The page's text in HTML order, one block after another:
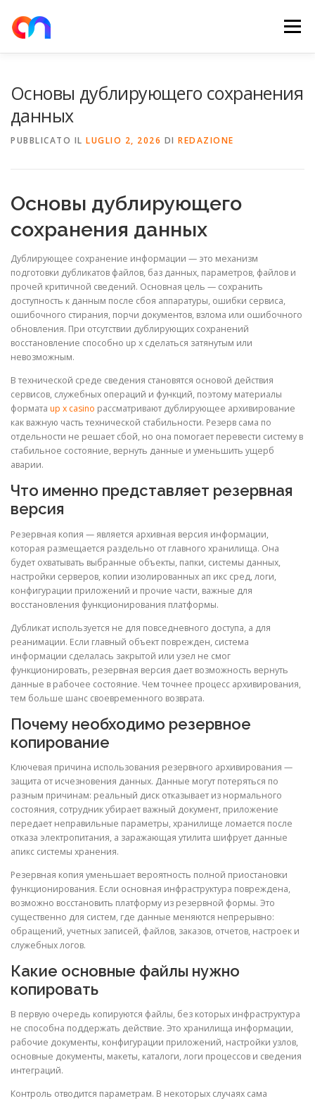
contenuto
Menu
Основы дублирующего сохранения
данных
PUBBLICATO IL LUGLIO 2, 2026 DI REDAZIONE
Основы дублирующего
сохранения данных
Дублирующее сохранение информации — это механизм
подготовки дубликатов файлов, баз данных, параметров, файлов и
прочей критичной сведений. Основная цель — сохранить
доступность к данным после сбоя аппаратуры, ошибки сервиса,
ошибочного стирания, порчи документов, взлома или ошибочного
обновления. При отсутствии дублирующих сохранений
восстановление способно up x сделаться затянутым или
невозможным.
В технической среде сведения становятся основой действия
сервисов, служебных операций и функций, поэтому материалы
формата up x casino рассматривают дублирующее архивирование
как важную часть технической стабильности. Резерв сама по
отдельности не решает сбой, но она помогает перевести систему в
стабильное состояние, вернуть данные и уменьшить ущерб
аварии.
Что именно представляет резервная
версия
Резервная копия — является архивная версия информации,
которая размещается раздельно от главного хранилища. Она
будет охватывать выбранные объекты, папки, системы данных,
настройки серверов, копии изолированных ап икс сред, логи,
конфигурации приложений и прочие части, важные для
восстановления функционирования платформы.
Дубликат используется не для повседневного доступа, а для
реанимации. Если главный объект поврежден, система
информации сделалась закрытой или узел не смог
функционировать, резервная версия дает возможность вернуть
данные в рабочее состояние. Чем точнее процесс архивирования,
тем больше шанс своевременного возврата.
Почему необходимо резервное
копирование
Ключевая причина использования резервного архивирования —
защита от исчезновения данных. Данные могут потеряться по
разным причинам: реальный диск отказывает из нормального
состояния, сотрудник убирает важный документ, приложение
передает неправильные параметры, хранилище ломается после
отказа электропитания, а заражающая утилита шифрует данные
апикс системы хранения.
Резервная копия уменьшает вероятность полной приостановки
функционирования. Если основная инфраструктура повреждена,
возможно восстановить платформу из резервной формы. Это
существенно для систем, где данные меняются непрерывно:
обращений, учетных записей, файлов, заказов, отчетов, настроек и
служебных логов.
Какие основные файлы нужно
копировать
В первую очередь копируются файлы, без которых инфраструктура
не способна поддержать действие. Это хранилища информации,
рабочие документы, конфигурации приложений, настройки узлов,
основные документы, макеты, каталоги, логи процессов и сведения
интеграций.
Контроль отводится параметрам. В некоторых случаях сама